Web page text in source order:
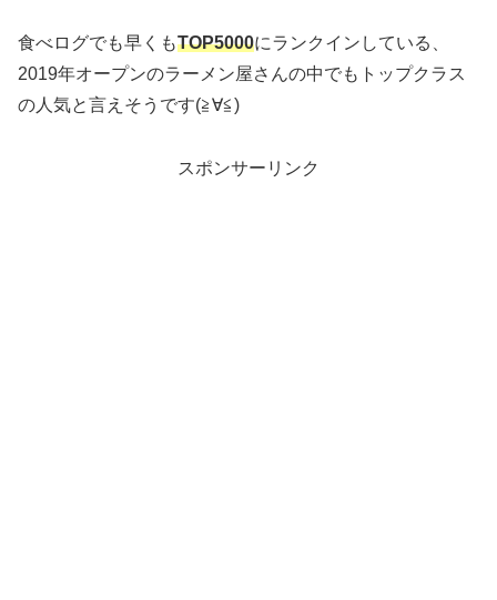
食べログでも早くもTOP5000にランクインしている、
2019年オープンのラーメン屋さんの中でもトップクラス
の人気と言えそうです(≧∀≦)
スポンサーリンク